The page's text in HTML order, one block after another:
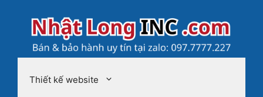
Thiết kế website